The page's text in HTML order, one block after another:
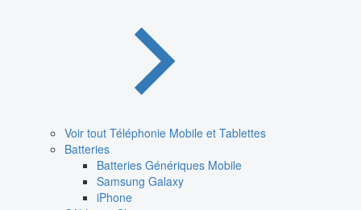
Voir tout Téléphonie Mobile et Tablettes
Batteries
Batteries Génériques Mobile
Samsung Galaxy
iPhone